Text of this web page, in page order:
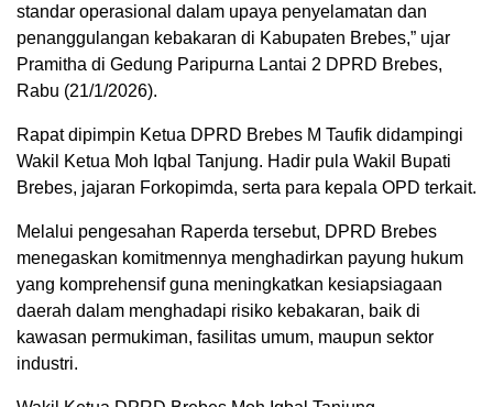
standar operasional dalam upaya penyelamatan dan
penanggulangan kebakaran di Kabupaten Brebes,” ujar
Pramitha di Gedung Paripurna Lantai 2 DPRD Brebes,
Rabu (21/1/2026).
Rapat dipimpin Ketua DPRD Brebes M Taufik didampingi
Wakil Ketua Moh Iqbal Tanjung. Hadir pula Wakil Bupati
Brebes, jajaran Forkopimda, serta para kepala OPD terkait.
Melalui pengesahan Raperda tersebut, DPRD Brebes
menegaskan komitmennya menghadirkan payung hukum
yang komprehensif guna meningkatkan kesiapsiagaan
daerah dalam menghadapi risiko kebakaran, baik di
kawasan permukiman, fasilitas umum, maupun sektor
industri.